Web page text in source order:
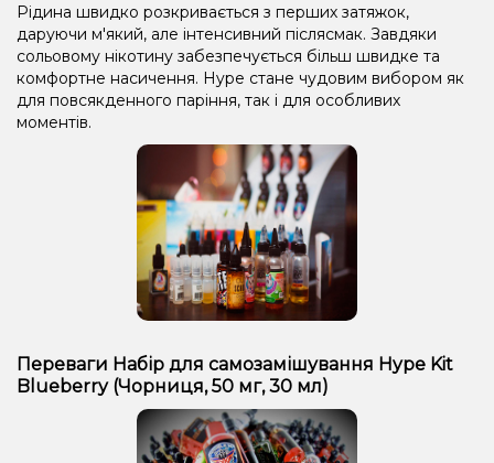
Рідина швидко розкривається з перших затяжок,
даруючи м'який, але інтенсивний післясмак. Завдяки
сольовому нікотину забезпечується більш швидке та
комфортне насичення. Hype стане чудовим вибором як
для повсякденного паріння, так і для особливих
моментів.
Переваги Набір для самозамішування Hype Kit
Blueberry (Чорниця, 50 мг, 30 мл)